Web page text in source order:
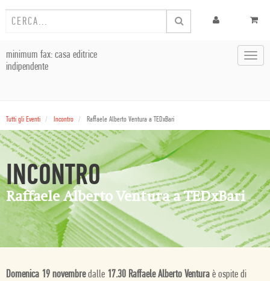
minimum fax: casa editrice
indipendente
Tutti gli Eventi Incontro Raffaele Alberto Ventura a TEDxBari
INCONTRO
Raffaele Alberto Ventura a TEDxBari
Domenica 19 novembredalle 17.30 Raffaele Alberto Ventura è ospite di